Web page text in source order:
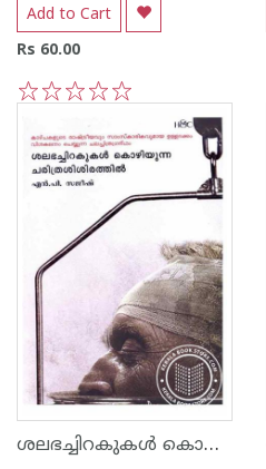
Add to Cart
Rs 60.00
ശലഭച്ചിറകുകള്‍ കൊഴിയുന്ന ചരിത്രശിശിരത്തില്‍